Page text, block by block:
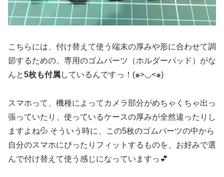
こちらには、付け替えて使う端末の厚みや形に合わせて調
節するための、専用のゴムパーツ（ホルダーパッド）がな
んと5枚も付属しているんですっ！(๑>◡<๑)
スマホって、機種によってカメラ部分がめちゃくちゃ出っ
張っていたり、使っているケースの厚みが全然違ったりし
ますよね💦 そういう時に、この5枚のゴムパーツの中から
自分のスマホにぴったりフィットするものを、お好みで選
んで付け替えて使う感じになっていますっ💕